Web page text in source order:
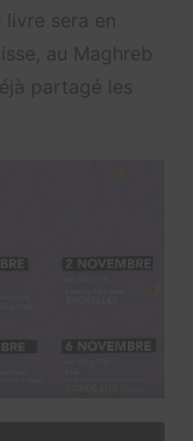
livre sera en
au Maghreb
partagé les